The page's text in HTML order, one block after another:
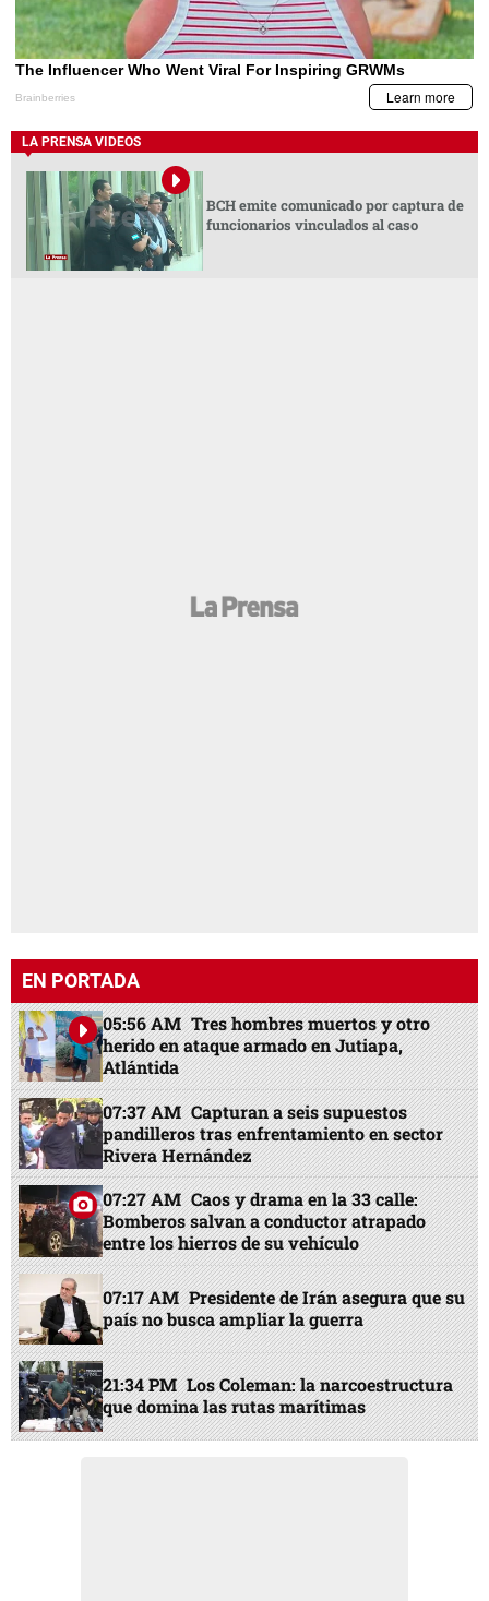
LA PRENSA VIDEOS
BCH emite comunicado por captura de
funcionarios vinculados al caso
EN PORTADA
05:56 AM Tres hombres muertos y otro
herido en ataque armado en Jutiapa,
Atlántida
07:37 AM Capturan a seis supuestos
pandilleros tras enfrentamiento en sector
Rivera Hernández
07:27 AM Caos y drama en la 33 calle:
Bomberos salvan a conductor atrapado
entre los hierros de su vehículo
07:17 AM Presidente de Irán asegura que su
país no busca ampliar la guerra
21:34 PM Los Coleman: la narcoestructura
que domina las rutas marítimas